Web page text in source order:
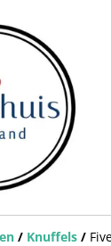
/ Knuffels /